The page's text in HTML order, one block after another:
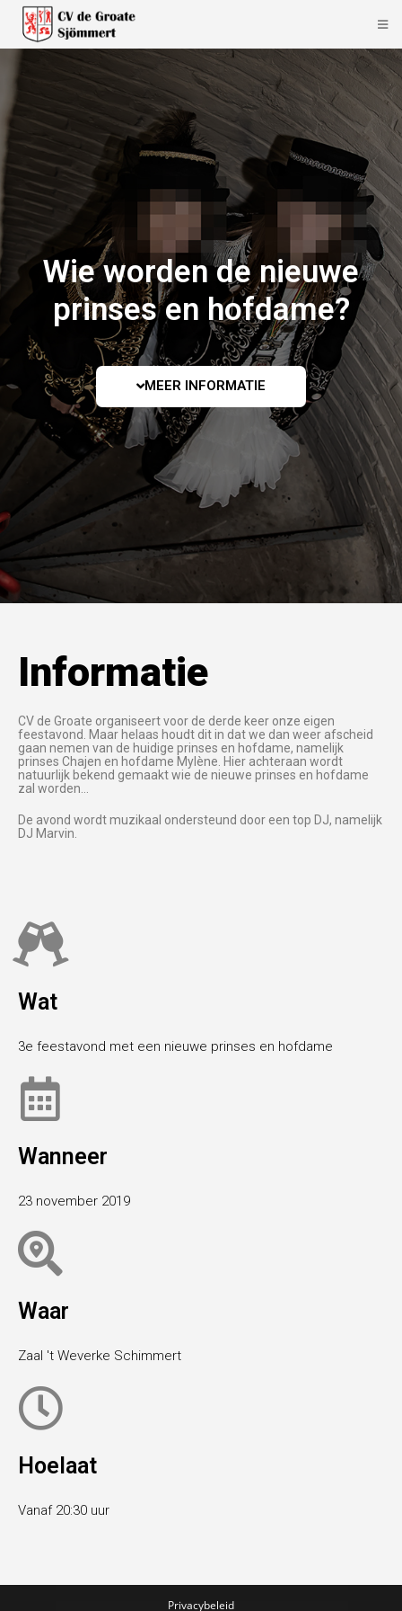
Wie worden de nieuwe
prinses en hofdame?
MEER INFORMATIE
Informatie
CV de Groate organiseert voor de derde keer onze eigen
feestavond. Maar helaas houdt dit in dat we dan weer afscheid
gaan nemen van de huidige prinses en hofdame, namelijk
prinses Chajen en hofdame Mylène. Hier achteraan wordt
natuurlijk bekend gemaakt wie de nieuwe prinses en hofdame
zal worden…
De avond wordt muzikaal ondersteund door een top DJ, namelijk
DJ Marvin.
Wat
3e feestavond met een nieuwe prinses en hofdame
Wanneer
23 november 2019
Waar
Zaal 't Weverke Schimmert
Hoelaat
Vanaf 20:30 uur
Privacybeleid